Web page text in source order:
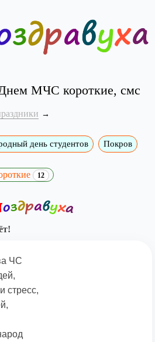
МЧС короткие, смс
день студентов Покров
12
ЧС
стресс,